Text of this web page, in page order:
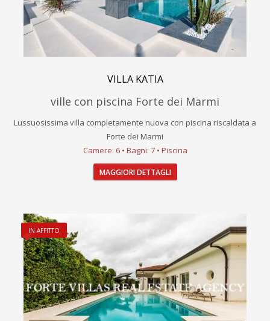
VILLA KATIA
ville con piscina Forte dei Marmi
Lussuosissima villa completamente nuova con piscina riscaldata a
Forte dei Marmi
Camere: 6 • Bagni: 7 • Piscina
MAGGIORI DETTAGLI
IN AFFITTO